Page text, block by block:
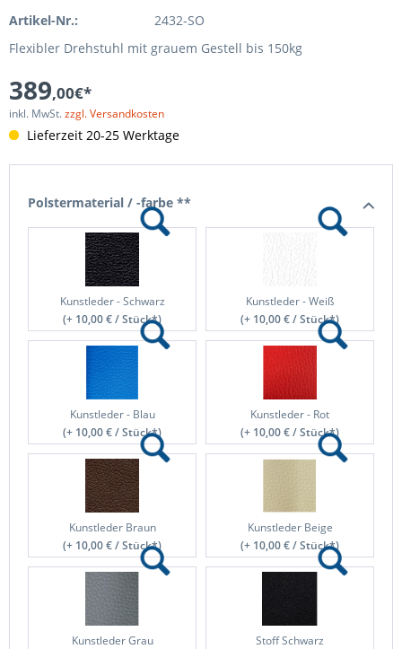
Artikel-Nr.:
2432-SO
Flexibler Drehstuhl mit grauem Gestell bis 150kg
389,00€*
inkl. MwSt.zzgl. Versandkosten
Lieferzeit 20-25 Werktage
Polstermaterial / -farbe **
Kunstleder - Schwarz
(+ 10,00 € / Stück*)
Kunstleder - Weiß
(+ 10,00 € / Stück*)
Kunstleder - Blau
(+ 10,00 € / Stück*)
Kunstleder - Rot
(+ 10,00 € / Stück*)
Kunstleder Braun
(+ 10,00 € / Stück*)
Kunstleder Beige
(+ 10,00 € / Stück*)
Kunstleder Grau
Stoff Schwarz